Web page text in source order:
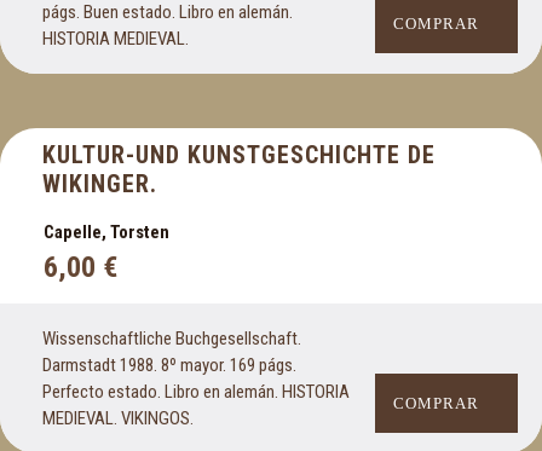
págs. Buen estado. Libro en alemán.
HISTORIA MEDIEVAL.
COMPRAR
KULTUR-UND KUNSTGESCHICHTE DE
WIKINGER.
Capelle, Torsten
6,00 €
Wissenschaftliche Buchgesellschaft.
Darmstadt 1988. 8º mayor. 169 págs.
Perfecto estado. Libro en alemán. HISTORIA
MEDIEVAL. VIKINGOS.
COMPRAR